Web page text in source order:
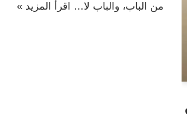
من الباب، والباب لا…
اقرأ المزيد »